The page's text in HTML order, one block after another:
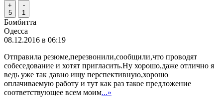
+
5
-
1
Бомбитта
Одесса
08.12.2016 в 06:19
Отправила резюме,перезвонили,сообщили,что проводят
собеседование и хотят пригласить.Ну хорошо,даже отлично я
ведь уже так давно ищу перспективную,хорошо
оплачиваемую работу и тут как раз такое предложение
соответствующее всем моим...»